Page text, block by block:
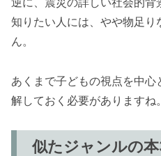
知りたい人には、やや物足
ん。
あくまで子どもの視点を中
解しておく必要がありますね。
似たジャンルの